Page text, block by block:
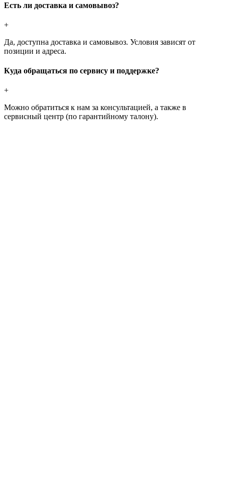
Есть ли доставка и самовывоз?
+
Да, доступна доставка и самовывоз. Условия зависят от
позиции и адреса.
Куда обращаться по сервису и поддержке?
+
Можно обратиться к нам за консультацией, а также в
сервисный центр (по гарантийному талону).